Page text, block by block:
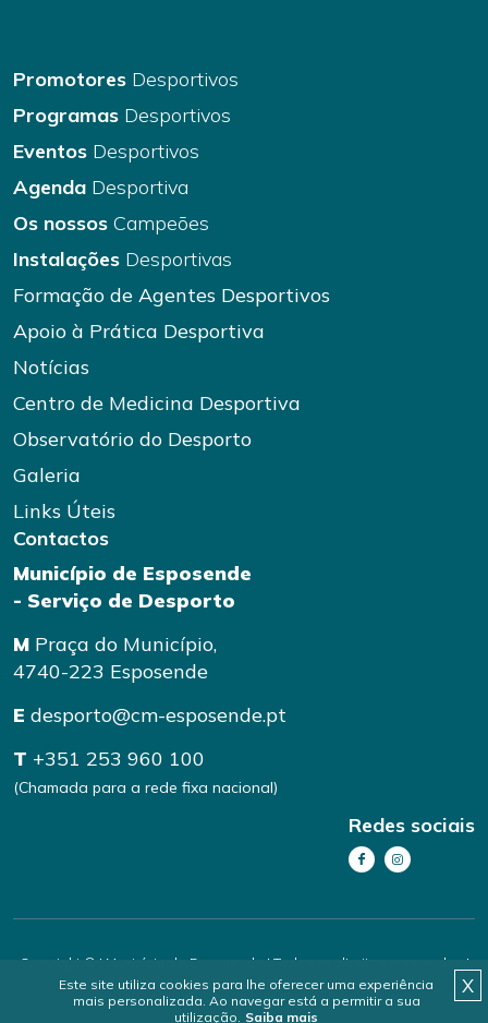
Promotores Desportivos
Programas Desportivos
Eventos Desportivos
Agenda Desportiva
Os nossos Campeões
Instalações Desportivas
Formação de Agentes Desportivos
Apoio à Prática Desportiva
Notícias
Centro de Medicina Desportiva
Observatório do Desporto
Galeria
Links Úteis
Contactos
Município de Esposende
- Serviço de Desporto
M Praça do Município,
4740-223 Esposende
E desporto@cm-esposende.pt
T +351 253 960 100
(Chamada para a rede fixa nacional)
Redes sociais
Copyright © | Município de Esposende | Todos os direitos reservados |
handmade bybrainhouse|Política de Privacidade
Este site utiliza cookies para lhe oferecer uma experiência
mais personalizada. Ao navegar está a permitir a sua
utilização. Saiba mais
X